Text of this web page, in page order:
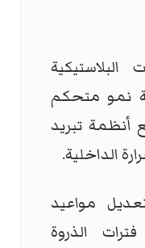
البلاستيكية
نمو متحكم
أنظمة تبريد
الداخلية.
مواعيد
الذروة